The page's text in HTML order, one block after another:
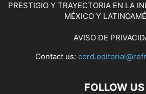
PRESTIGIO Y TRAYECTORIA EN LA
MÉXICO Y
AVISO DE
Contact us:
FOLLOW US